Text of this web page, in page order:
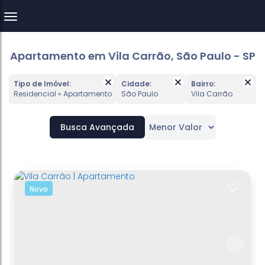
Apartamento em Vila Carrão, São Paulo - SP
Tipo de Imóvel:
Residencial » Apartamento
Cidade:
São Paulo
Bairro:
Vila Carrão
Busca Avançada
Novo